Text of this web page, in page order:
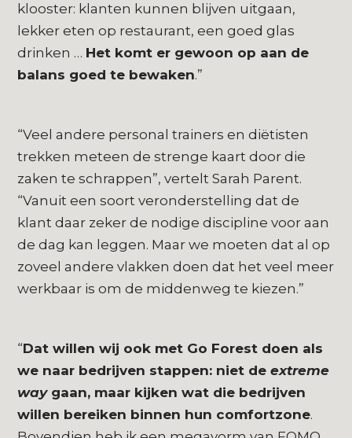
klooster: klanten kunnen blijven uitgaan,
lekker eten op restaurant, een goed glas
drinken … Het komt er gewoon op aan de
balans goed te bewaken.”
“Veel andere personal trainers en diëtisten
trekken meteen de strenge kaart door die
zaken te schrappen”, vertelt Sarah Parent.
“Vanuit een soort veronderstelling dat de
klant daar zeker de nodige discipline voor aan
de dag kan leggen. Maar we moeten dat al op
zoveel andere vlakken doen dat het veel meer
werkbaar is om de middenweg te kiezen.”
“Dat willen wij ook met Go Forest doen als
we naar bedrijven stappen: niet deextreme
way gaan, maar kijken wat die bedrijven
willen bereiken binnen hun comfortzone.